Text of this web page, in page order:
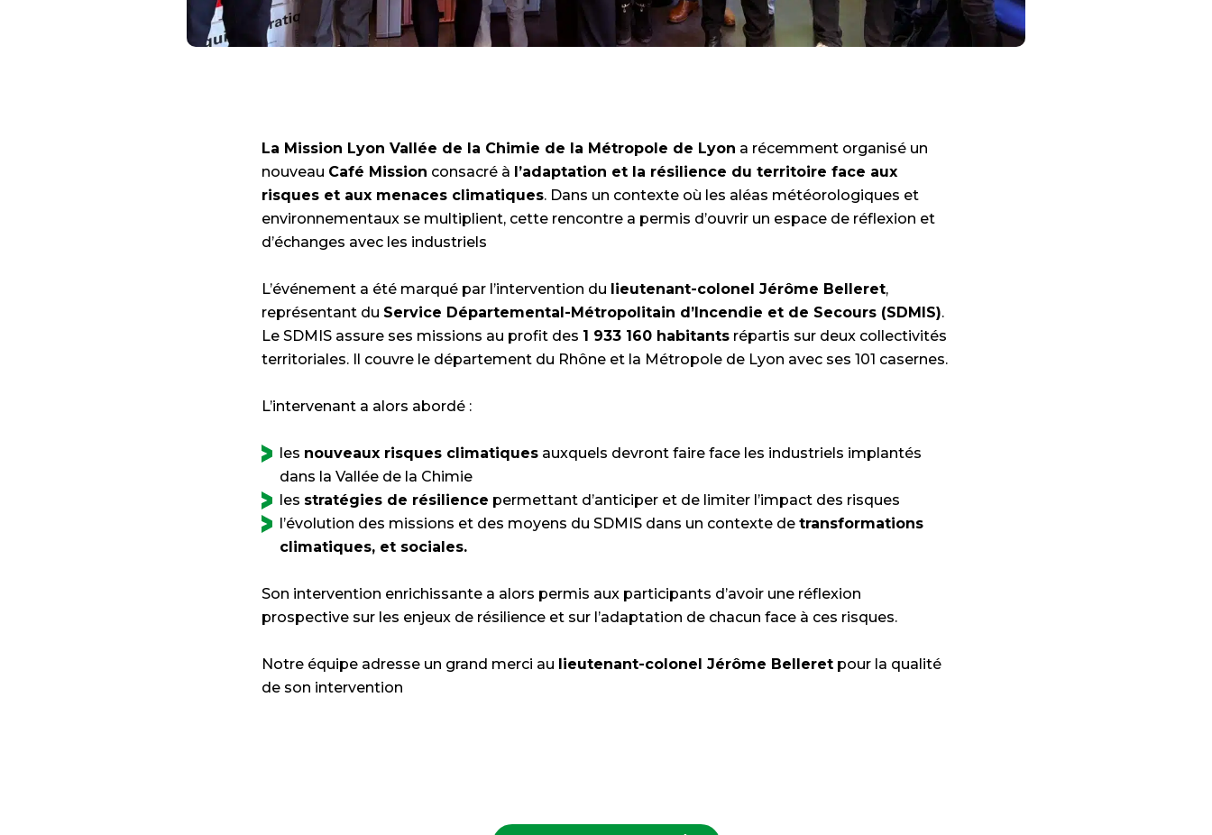
La Mission Lyon Vallée de la Chimie de la Métropole de Lyon a récemment organisé un
nouveau Café Mission consacré à l’adaptation et la résilience du territoire face aux
risques et aux menaces climatiques. Dans un contexte où les aléas météorologiques et
environnementaux se multiplient, cette rencontre a permis d’ouvrir un espace de réflexion et
d’échanges avec les industriels
L’événement a été marqué par l’intervention du lieutenant-colonel Jérôme Belleret,
représentant du Service Départemental-Métropolitain d’Incendie et de Secours (SDMIS).
Le SDMIS assure ses missions au profit des 1 933 160 habitants répartis sur deux collectivités
territoriales. Il couvre le département du Rhône et la Métropole de Lyon avec ses 101 casernes.
L’intervenant a alors abordé :
les nouveaux risques climatiques auxquels devront faire face les industriels implantés
dans la Vallée de la Chimie
les stratégies de résilience permettant d’anticiper et de limiter l’impact des risques
l’évolution des missions et des moyens du SDMIS dans un contexte detransformations
climatiques, et sociales.
Son intervention enrichissante a alors permis aux participants d’avoir une réflexion
prospective sur les enjeux de résilience et sur l’adaptation de chacun face à ces risques.
Notre équipe adresse un grand merci au lieutenant-colonel Jérôme Belleret pour la qualité
de son intervention